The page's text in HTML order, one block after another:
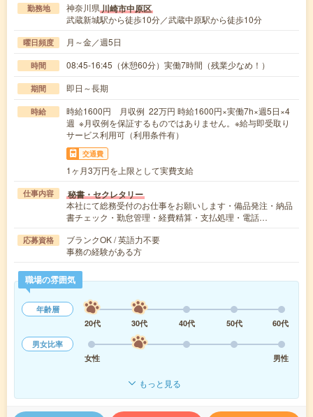
勤務地 神奈川県川崎市中原区
武蔵新城駅から徒歩10分／武蔵中原駅から徒歩10分
曜日頻度 月～金／週5日
時間 08:45-16:45（休憩60分）実働7時間（残業少なめ！）
期間 即日～長期
時給
時給1600円 月収例 22万円 時給1600円×実働7h×週5日×4
週 ※月収例を保証するものではありません。※給与即受取り
サービス利用可（利用条件有）
交通費
1ヶ月3万円を上限として実費支給
仕事内容 秘書・セクレタリー
本社にて総務受付のお仕事をお願いします・備品発注・納品
書チェック・勤怠管理・経費精算・支払処理・電話…
応募資格
ブランクOK / 英語力不要
事務の経験がある方
職場の雰囲気
年齢層
20代
30代 40代 50代
60代
男女比率
女性
男性
もっと見る